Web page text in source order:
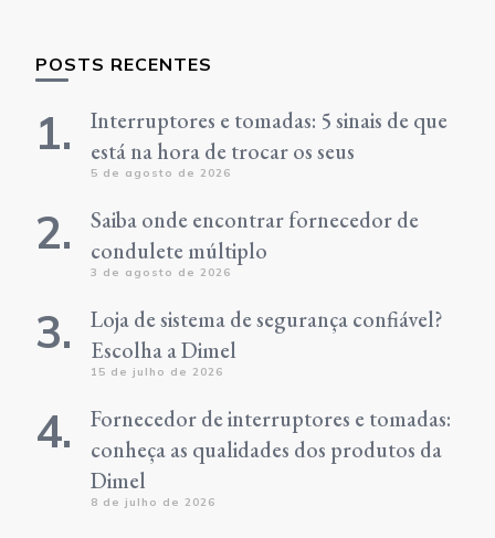
POSTS RECENTES
Interruptores e tomadas: 5 sinais de que
está na hora de trocar os seus
5 de agosto de 2026
Saiba onde encontrar fornecedor de
condulete múltiplo
3 de agosto de 2026
Loja de sistema de segurança confiável?
Escolha a Dimel
15 de julho de 2026
Fornecedor de interruptores e tomadas:
conheça as qualidades dos produtos da
Dimel
8 de julho de 2026